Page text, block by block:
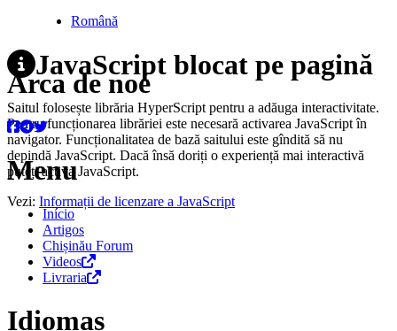
Română
JavaScript blocat pe pagină
Saitul folosește librăria HyperScript pentru a adăuga interactivitate.
Pentru funcționarea librăriei este necesară activarea JavaScript în
navigator. Funcționalitatea de bază saitului este gîndită să nu
depindă JavaScript. Dacă însă doriți o experiență mai interactivă
puteți activa JavaScript.
Vezi: Informații de licenzare a JavaScript
Arca de noé
Menu
Início
Artigos
Chișinău Forum
Videos
Livraria
Idiomas